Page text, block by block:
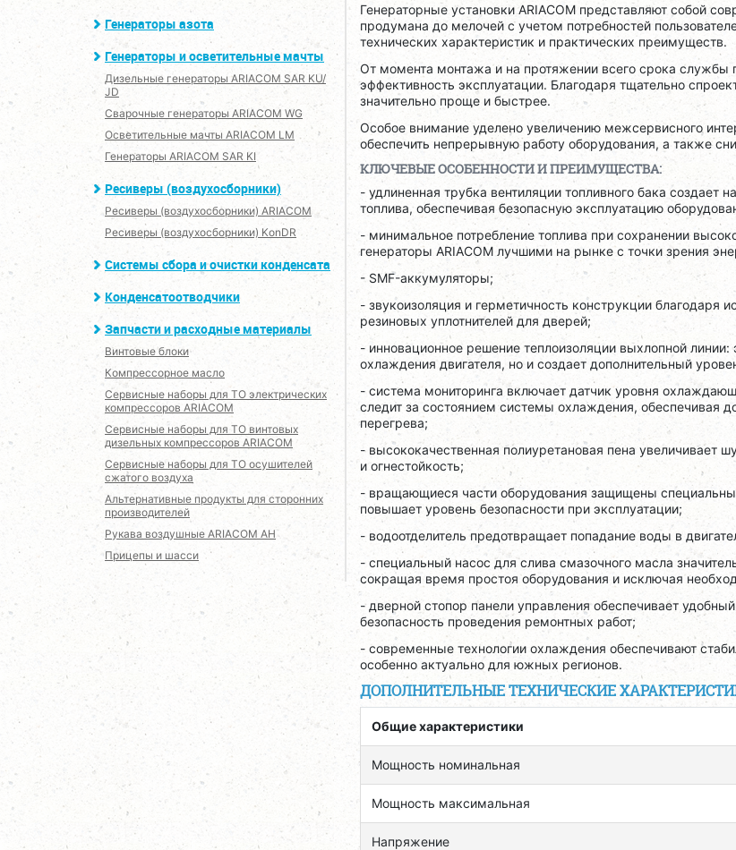
Генераторы азота
Генераторы и осветительные мачты
Дизельные генераторы ARIACOM SAR KU/
JD
Сварочные генераторы ARIACOM WG
Осветительные мачты ARIACOM LM
Генераторы ARIACOM SAR KI
Ресиверы (воздухосборники)
Ресиверы (воздухосборники) ARIACOM
Ресиверы (воздухосборники) KonDR
Системы сбора и очистки конденсата
Конденсатоотводчики
Запчасти и расходные материалы
Винтовые блоки
Компрессорное масло
Сервисные наборы для ТО электрических
компрессоров ARIACOM
Сервисные наборы для ТО винтовых
дизельных компрессоров ARIACOM
Сервисные наборы для ТО осушителей
сжатого воздуха
Альтернативные продукты для сторонних
производителей
Рукава воздушные ARIACOM AH
Прицепы и шасси
Генераторные установки ARIACOM представляют собой
продумана до мелочей с учетом потребностей
технических характеристик и практических преимуществ.
От момента монтажа и на протяжении всего срока службы
эффективность эксплуатации. Благодаря тщательно
значительно проще и быстрее.
Особое внимание уделено увеличению межсервисного
обеспечить непрерывную работу оборудования, а также
КЛЮЧЕВЫЕ ОСОБЕННОСТИ И ПРЕИМУЩЕСТВА:
- удлиненная трубка вентиляции топливного бака создает
топлива, обеспечивая безопасную эксплуатацию
- минимальное потребление топлива при сохранении
генераторы ARIACOM лучшими на рынке с точки зрения
- SMF-аккумуляторы;
- звукоизоляция и герметичность конструкции благодаря
резиновых уплотнителей для дверей;
- инновационное решение теплоизоляции выхлопной линии:
охлаждения двигателя, но и создает дополнительный
- система мониторинга включает датчик уровня
следит за состоянием системы охлаждения, обеспечивая
перегрева;
- высококачественная полиуретановая пена увеличивает
и огнестойкость;
- вращающиеся части оборудования защищены
повышает уровень безопасности при эксплуатации;
- водоотделитель предотвращает попадание воды в
- специальный насос для слива смазочного масла
сокращая время простоя оборудования и исключая
- дверной стопор панели управления обеспечивает
безопасность проведения ремонтных работ;
- современные технологии охлаждения обеспечивают
особенно актуально для южных регионов.
ДОПОЛНИТЕЛЬНЫЕ ТЕХНИЧЕСКИЕ
Общие характеристики
Мощность номинальная
Мощность максимальная
Напряжение